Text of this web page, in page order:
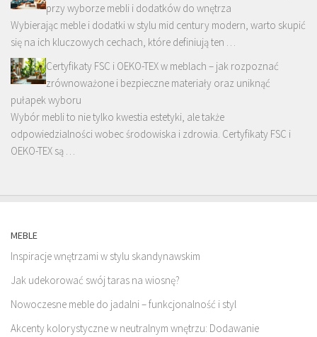
przy wyborze mebli i dodatków do wnętrza
Wybierając meble i dodatki w stylu mid century modern, warto skupić
się na ich kluczowych cechach, które definiują ten …
Certyfikaty FSC i OEKO-TEX w meblach – jak rozpoznać
zrównoważone i bezpieczne materiały oraz uniknąć
pułapek wyboru
Wybór mebli to nie tylko kwestia estetyki, ale także
odpowiedzialności wobec środowiska i zdrowia. Certyfikaty FSC i
OEKO-TEX są …
MEBLE
Inspiracje wnętrzami w stylu skandynawskim
Jak udekorować swój taras na wiosnę?
Nowoczesne meble do jadalni – funkcjonalność i styl
Akcenty kolorystyczne w neutralnym wnętrzu: Dodawanie